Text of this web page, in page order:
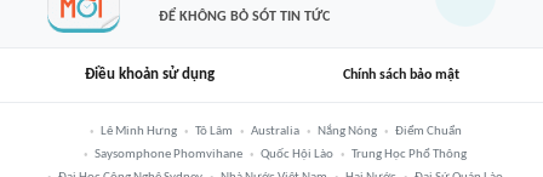
ĐỂ KHÔNG BỎ SÓT TIN TỨC
Điều khoản sử dụng Chính sách bảo mật
Lê Minh Hưng Tô Lâm Australia Nắng Nóng
Điểm Chuẩn
Saysomphone Phomvihane
Quốc Hội Lào
Trung Học Phổ Thông